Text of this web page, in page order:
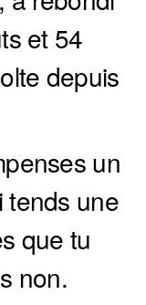
et 54
depuis
un
tends une
que tu
non.